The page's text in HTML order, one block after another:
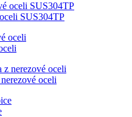
SUS304TP
oceli